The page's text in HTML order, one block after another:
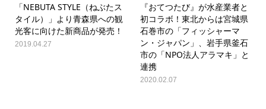
「NEBUTA STYLE（ねぶたス
タイル）」より青森県への観
光客に向けた新商品が発売！
2019.04.27
『おてつたび』が水産業者と
初コラボ！東北からは宮城県
石巻市の「フィッシャーマ
ン・ジャパン」、岩手県釜石
市の「NPO法人アラマキ」と
連携
2020.02.07